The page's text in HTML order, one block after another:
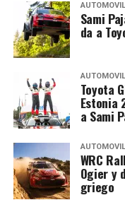
Sami
da a
Toyota
Estonia
a Sami
WRC
Ogier y
griego